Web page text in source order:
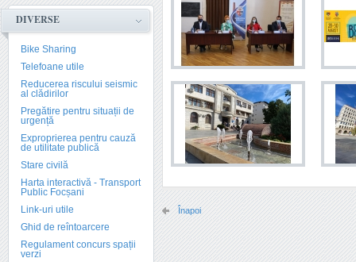
DIVERSE
Bike Sharing
Telefoane utile
Reducerea riscului seismic
al clădirilor
Pregătire pentru situații de
urgență
Exproprierea pentru cauză
de utilitate publică
Stare civilă
Harta interactivă - Transport
Public Focșani
Link-uri utile
Ghid de reîntoarcere
Regulament concurs spații
verzi
Înapoi